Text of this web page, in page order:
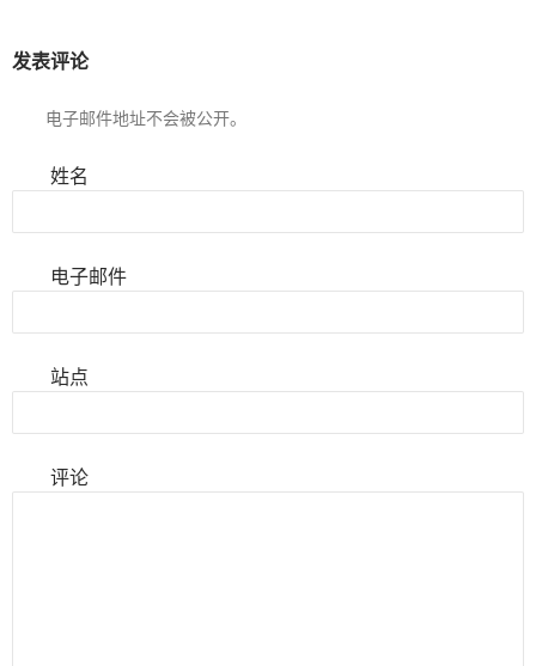
发表评论
电子邮件地址不会被公开。
姓名
电子邮件
站点
评论